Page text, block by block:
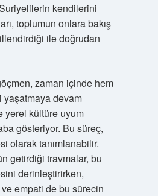
kendilerini
toplumun onlara bakış
ile doğrudan
zaman içinde hem
devam
yerel kültüre uyum
gösteriyor. Bu süreç,
olarak tanımlanabilir.
getirdiği travmalar, bu
derinleştirirken,
ve empati de bu sürecin